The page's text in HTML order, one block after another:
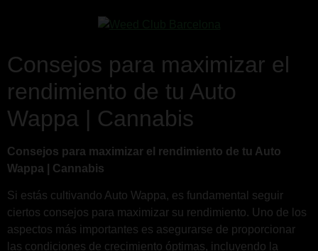
Consejos para maximizar el
rendimiento de tu Auto
Wappa | Cannabis
Consejos para maximizar el rendimiento de tu Auto
Wappa | Cannabis
Si estás cultivando Auto Wappa, es fundamental seguir
ciertos consejos para maximizar su rendimiento. Uno de los
aspectos más importantes es asegurarse de proporcionar
las condiciones de crecimiento óptimas, incluyendo la